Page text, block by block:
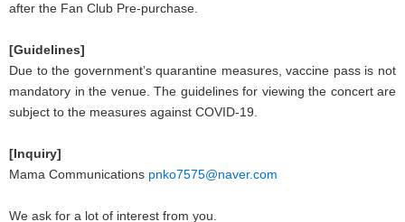
after the Fan Club Pre-purchase.
[Guidelines]
Due to the government’s quarantine measures, vaccine pass is not
mandatory in the venue. The guidelines for viewing the concert are
subject to the measures against COVID-19.
[Inquiry]
Mama Communications pnko7575@naver.com
We ask for a lot of interest from you.